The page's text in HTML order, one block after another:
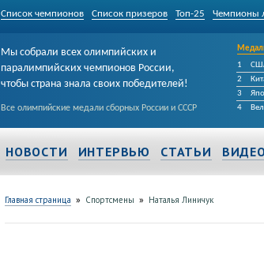
Список чемпионов Список призеров Топ-25 Чемпионы
Мы собрали всех олимпийских и
паралимпийских чемпионов России,
чтобы страна знала своих победителей!
Все олимпийские медали сборных России и СССР
1
2
3
4
НОВОСТИ ИНТЕРВЬЮ СТАТЬИ
Главная страница » Спортсмены » Наталья Линичук